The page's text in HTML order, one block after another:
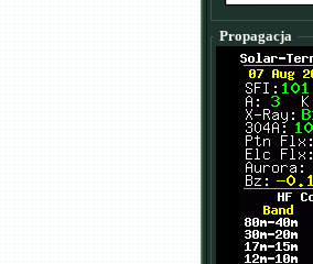
Propagacja